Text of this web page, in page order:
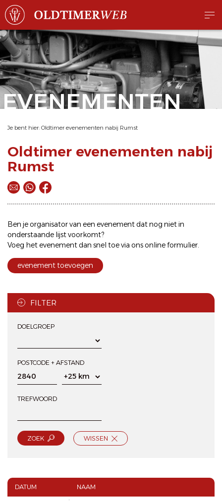
EVENEMENTEN
Je bent hier: Oldtimer evenementen nabij Rumst
Oldtimer evenementen nabij
Rumst
Ben je organisator van een evenement dat nog niet in
onderstaande lijst voorkomt?
Voeg het evenement dan snel toe via onsonline formulier.
evenement toevoegen
FILTER
DOELGROEP
POSTCODE + AFSTAND
TREFWOORD
ZOEK WISSEN
DATUM NAAM